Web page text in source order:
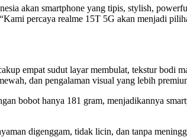
akan smartphone yang tipis, stylish,
percaya realme 15T 5G akan menjadi
empat sudut layar membulat, tekstur bodi
dan pengalaman visual yang lebih
bobot hanya 181 gram, menjadikannya
digenggam, tidak licin, dan tanpa